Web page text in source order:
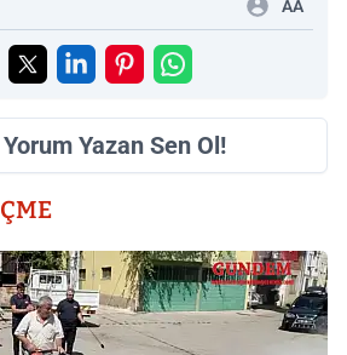
AA
Yazan Sen Ol!